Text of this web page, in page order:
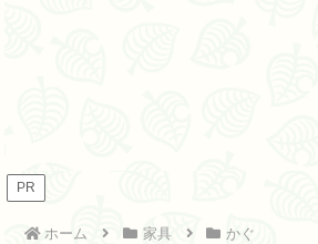
PR
ホーム 家具 かぐ